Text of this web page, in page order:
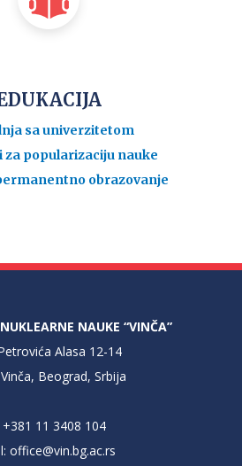
sa univerzitetom
popularizaciju nauke
obrazovanje
NAUKE “VINČA”
Alasa 12-14
Beograd, Srbija
11 3408 104
office@vin.bg.ac.rs